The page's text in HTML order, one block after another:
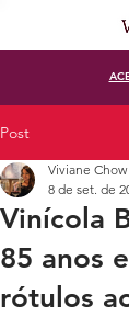
Post
Vinícola
85 anos
rótulos
Viviane Chow
8 de set. de